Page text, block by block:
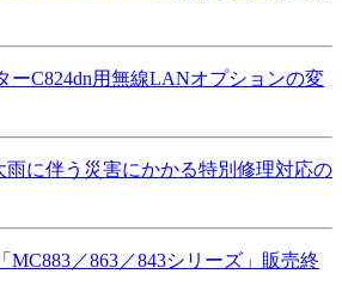
ーC824dn用無線LANオプションの変
に伴う災害にかかる特別修理対応の
MC883／863／843シリーズ」販売終